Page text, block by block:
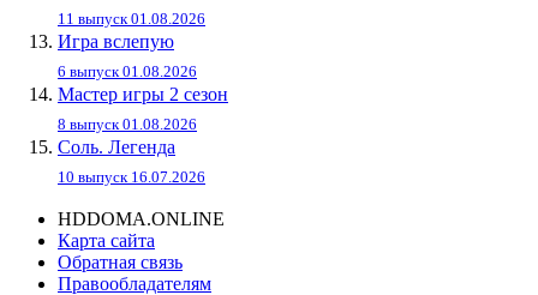
11 выпуск 01.08.2026
Игра вслепую
6 выпуск 01.08.2026
Мастер игры 2 сезон
8 выпуск 01.08.2026
Соль. Легенда
10 выпуск 16.07.2026
HDDOMA.ONLINE
Карта сайта
Обратная связь
Правообладателям